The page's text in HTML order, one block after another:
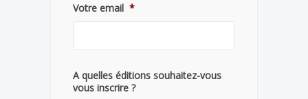
Votre email *
A quelles éditions souhaitez-vous
vous inscrire ?